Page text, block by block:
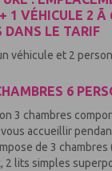
1 VÉHICULE 2 Ã
DANS LE TARIF
véhicule et 2
6
3 chambres
accueillir
de 3
2 lits simples